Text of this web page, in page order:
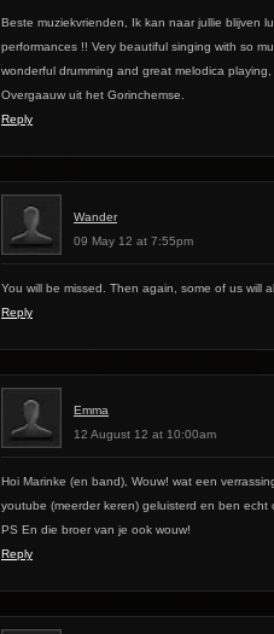
Beste muziekvrienden, Ik kan naar jullie blijven
performances !! Very beautiful singing with so
wonderful drumming and great melodica
Overgaauw uit het Gorinchemse.
Reply
Wander
09 May 12 at 7:55pm
You will be missed. Then again, some of us will
Reply
Emma
12 August 12 at 10:00am
Hoi Marinke (en band), Wouw! wat een
youtube (meerder keren) geluisterd en ben
PS En die broer van je ook wouw!
Reply